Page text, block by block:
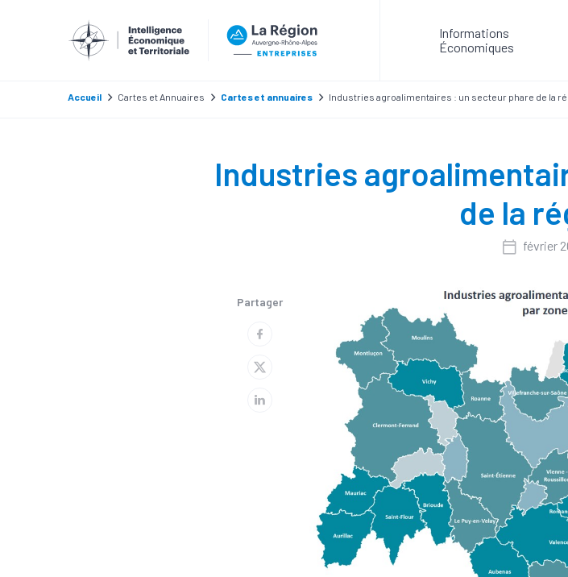
Informations
Économiques
Accueil Cartes et Annuaires Cartes et annuaires Industries agroalimentaires : un secteur phare de la
Industries
de la
février
Partager